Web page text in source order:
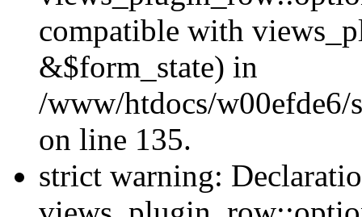
compatible with
&$form_state) in
/www/htdocs/
on line 135.
strict warning: